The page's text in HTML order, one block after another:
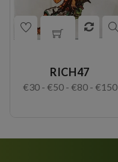
RICH47
€30 - €50 - €80 - €150